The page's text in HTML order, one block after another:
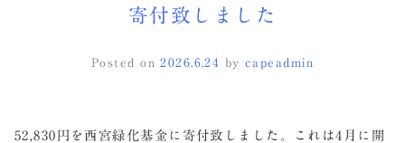
寄付致しました
Posted on2026.6.24 bycapeadmin
52,830円を西宮緑化基金に寄付致しました。これは4月に開